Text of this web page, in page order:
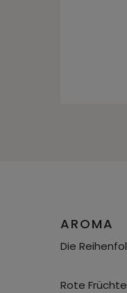
AROMA
Die
Rote Früchte